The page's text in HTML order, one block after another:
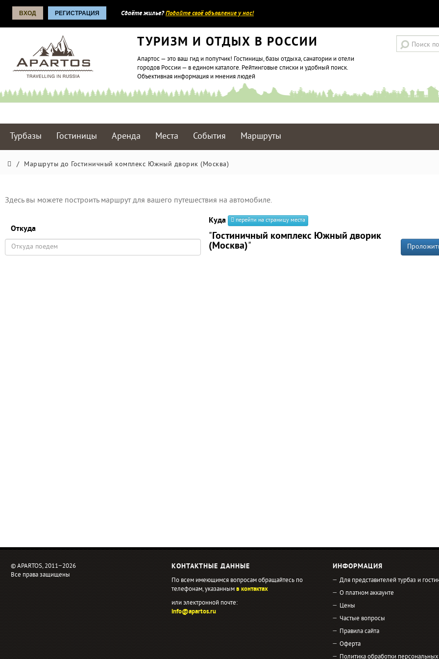
ВХОД РЕГИСТРАЦИЯ Сдаёте жилье?Подайте своё объявление у нас!
ТУРИЗМ И ОТДЫХ В РОССИИ
Апартос — это ваш гид и попутчик! Гостиницы, базы отдыха, санатории и отели
городов России — в едином каталоге. Рейтинговые списки и удобный поиск.
Объективная информация и мнения людей
Турбазы Гостиницы Аренда Места События Маршруты
/ Маршруты до Гостиничный комплекс Южный дворик (Москва)
Здесь вы можете построить маршрут для вашего путешествия на автомобиле.
Откуда
Куда перейти на страницу места
"Гостиничный комплекс Южный дворик
(Москва)"
© APARTOS, 2011−2026
Все права защищены
КОНТАКТНЫЕ ДАННЫЕ
По всем имеющимся вопросам обращайтесь по
телефонам, указаннымв контактах
или электронной почте:
info@apartos.ru
ИНФОРМАЦИЯ
Для представителей турбаз и
О платном аккаунте
Цены
Частые вопросы
Правила сайта
Оферта
Политика обработки